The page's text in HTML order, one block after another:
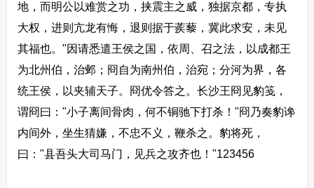
地，而明公以难赏之功，挟震主之威，独据京都，专执
大权，进则亢龙有悔，退则据于蒺藜，冀此求安，未见
其福也。"因请悉遣王侯之国，依周、召之法，以成都王
为北州伯，治邺；冏自为南州伯，治宛；分河为界，各
统王侯，以夹辅天子。冏优令答之。长沙王冏见豹笺，
谓冏曰："小子离间骨肉，何不铜驰下打杀！"冏乃奏豹谗
内间外，坐生猜嫌，不忠不义，鞭杀之。豹将死，
曰："县吾头大司马门，见兵之攻齐也！"123456